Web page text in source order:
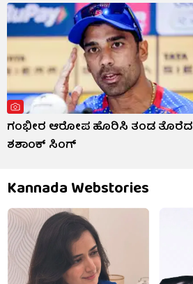
ಗಂಭೀರ ಆರೋಪ ಹೊರಿಸಿ ತಂಡ ತೊರೆದ
ಶಶಾಂಕ್ ಸಿಂಗ್
Kannada Webstories